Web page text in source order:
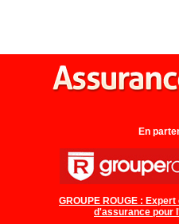
En
GROUPE ROUGE :
d'assurance pour